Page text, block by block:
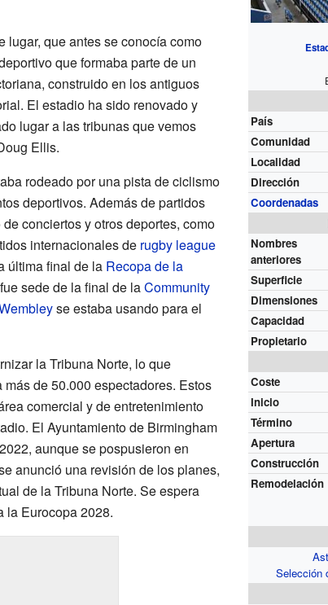
País
Comunidad
Localidad
Dirección
Coordenadas
Nombres
anteriores
Superficie
Dimensiones
Capacidad
Propietario
Coste
Inicio
Término
Apertura
Construcción
Remodelación
Selección
lugar, que antes se conocía como
que formaba parte de un
construido en los antiguos
El estadio ha sido renovado y
lugar a las tribunas que vemos
Ellis.
rodeado por una pista de ciclismo
deportivos. Además de partidos
conciertos y otros deportes, como
internacionales de rugby league
última final de la Recopa de la
sede de la final de laCommunity
se estaba usando para el
la Tribuna Norte, lo que
de 50.000 espectadores. Estos
comercial y de entretenimiento
El Ayuntamiento de Birmingham
aunque se pospusieron en
anunció una revisión de los planes,
de la Tribuna Norte. Se espera
la Eurocopa 2028.